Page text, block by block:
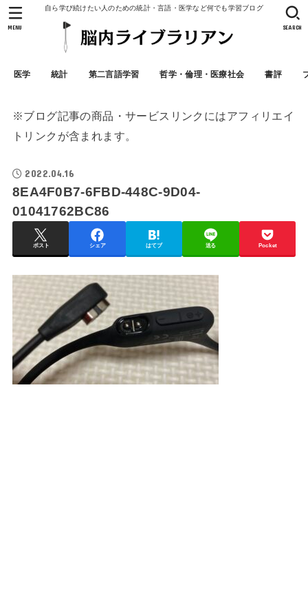
自ら学び続けたい人のための統計・言語・医学など何でも学習ブログ
医学 統計 第二言語学習 哲学・倫理・医療社会 書評
SEARCH
MENU
※ブログ記事の商品・サービスリンクにはアフィリエイ
トリンクが含まれます。
2022.04.16
8EA4F0B7-6FBD-448C-9D04-
01041762BC86
ポスト シェア はてブ 送る Pocket